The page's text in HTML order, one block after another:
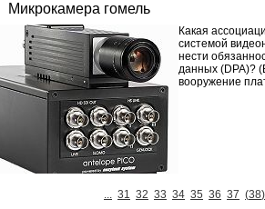
Микрокамера гомель
Какая
системой
нести
данных (DPA)?
вооружение
... 31 32 33 34 35 36 37 (38)